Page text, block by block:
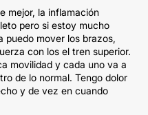
mejor, la inflamación
pero si estoy mucho
puedo mover los brazos,
con los el tren superior.
movilidad y cada uno va a
de lo normal. Tengo dolor
y de vez en cuando